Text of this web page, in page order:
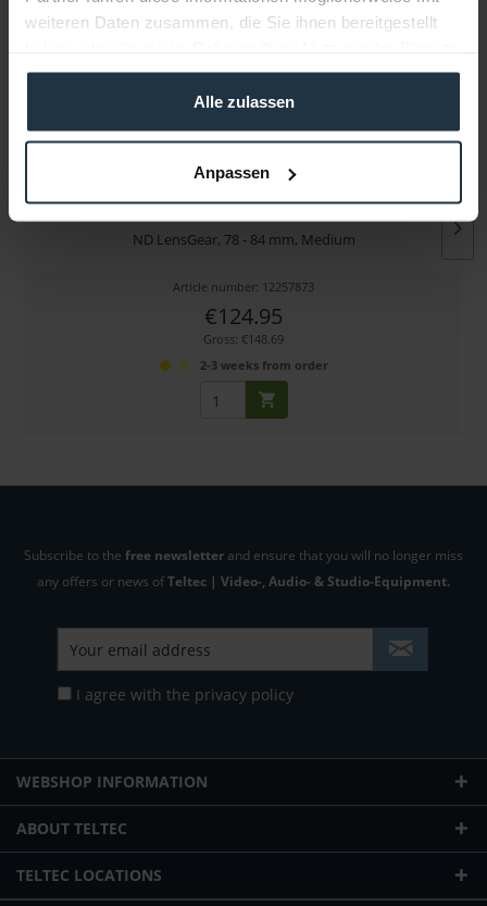
weiteren Daten zusammen, die Sie ihnen bereitgestellt
gesammelt haben.
Alle zulassen
Anpassen
ND LensGear, 78 - 84 mm, Medium
Article number: 12257873
€124.95
Gross: €148.69
2-3 weeks from order
Subscribe to the free newsletter and ensure that you will no longer miss
any offers or news ofTeltec | Video-, Audio- & Studio-Equipment.
I agree with the privacy policy
WEBSHOP INFORMATION
ABOUT TELTEC
TELTEC LOCATIONS